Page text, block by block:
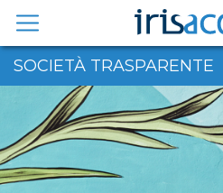
contenuto
SOCIETÀ TRASPARENTE